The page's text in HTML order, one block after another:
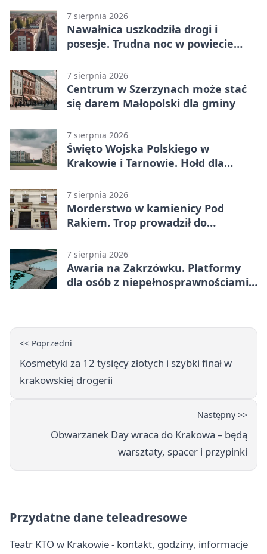
7 sierpnia 2026
Nawałnica uszkodziła drogi i
posesje. Trudna noc w powiecie
7 sierpnia 2026
Centrum w Szerzynach może stać
się darem Małopolski dla gminy
7 sierpnia 2026
Święto Wojska Polskiego w
Krakowie i Tarnowie. Hołd dla
7 sierpnia 2026
Morderstwo w kamienicy Pod
Rakiem. Trop prowadził do
7 sierpnia 2026
Awaria na Zakrzówku. Platformy
dla osób z niepełnosprawnościami
<< Poprzedni
Kosmetyki za 12 tysięcy złotych i szybki finał w
krakowskiej drogerii
Następny >>
Obwarzanek Day wraca do Krakowa – będą
warsztaty, spacer i przypinki
Przydatne dane teleadresowe
Teatr KTO w Krakowie - kontakt, godziny, informacje